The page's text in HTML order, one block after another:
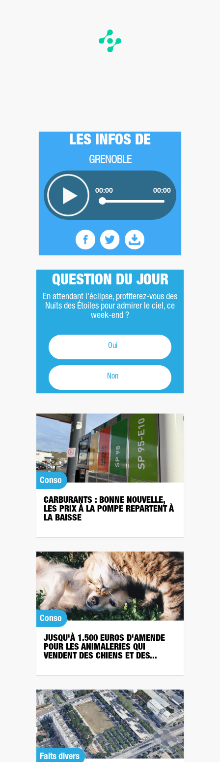
LES INFOS DE
GRENOBLE
00:00 00:00
QUESTION DU JOUR
En attendant l'éclipse, profiterez-vous des
Nuits des Étoiles pour admirer le ciel, ce
week-end ?
Oui
Non
Conso
CARBURANTS : BONNE NOUVELLE,
LES PRIX À LA POMPE REPARTENT À
LA BAISSE
Conso
JUSQU'À 1.500 EUROS D'AMENDE
POUR LES ANIMALERIES QUI
VENDENT DES CHIENS ET DES...
Faits divers